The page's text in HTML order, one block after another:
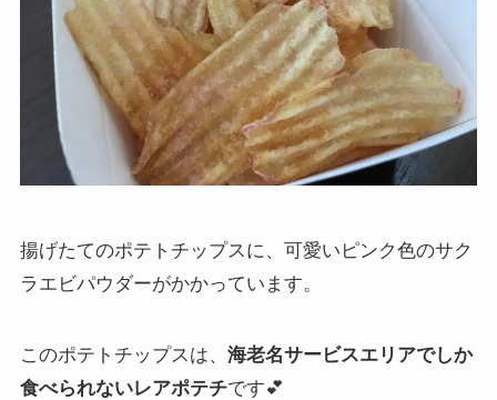
揚げたてのポテトチップスに、可愛いピンク色のサク
ラエビパウダーがかかっています。
このポテトチップスは、 海老名サービスエリアでしか
食べられないレアポテチです💕